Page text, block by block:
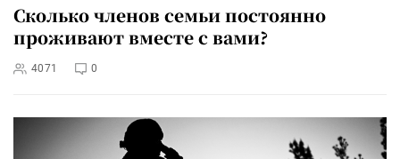
Сколько членов семьи постоянно
проживают вместе с вами?
4071 0